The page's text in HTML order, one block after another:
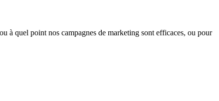
à quel point nos campagnes de marketing sont efficaces, ou pour